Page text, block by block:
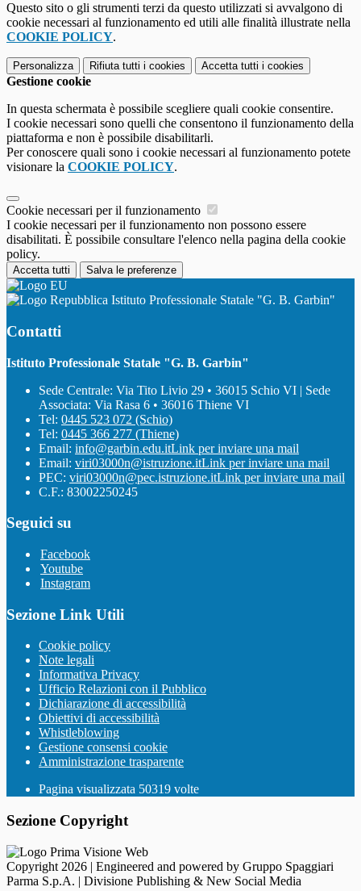
Questo sito o gli strumenti terzi da questo utilizzati si avvalgono di
cookie necessari al funzionamento ed utili alle finalità illustrate nella
COOKIE POLICY.
Personalizza Rifiuta tutti i cookies Accetta tutti i cookies
Gestione cookie
In questa schermata è possibile scegliere quali cookie consentire.
I cookie necessari sono quelli che consentono il funzionamento della
piattaforma e non è possibile disabilitarli.
Per conoscere quali sono i cookie necessari al funzionamento potete
visionare la COOKIE POLICY.
Cookie necessari per il funzionamento
I cookie necessari per il funzionamento non possono essere
disabilitati. È possibile consultare l'elenco nella pagina della cookie
policy.
Accetta tutti Salva le preferenze
Istituto Professionale Statale "G. B. Garbin"
Contatti
Istituto Professionale Statale "G. B. Garbin"
Sede Centrale: Via Tito Livio 29 • 36015 Schio VI | Sede
Associata: Via Rasa 6 • 36016 Thiene VI
Tel: 0445 523 072 (Schio)
Tel: 0445 366 277 (Thiene)
Email: info@garbin.edu.itLink per inviare una mail
Email: viri03000n@istruzione.itLink per inviare una mail
PEC: viri03000n@pec.istruzione.itLink per inviare una mail
C.F.: 83002250245
Seguici su
Facebook
Youtube
Instagram
Sezione Link Utili
Cookie policy
Note legali
Informativa Privacy
Ufficio Relazioni con il Pubblico
Dichiarazione di accessibilità
Obiettivi di accessibilità
Whistleblowing
Gestione consensi cookie
Amministrazione trasparente
Pagina visualizzata 50319 volte
Sezione Copyright
Copyright 2026 | Engineered and powered by Gruppo Spaggiari
Parma S.p.A. | Divisione Publishing & New Social Media